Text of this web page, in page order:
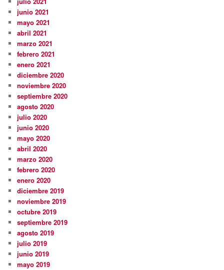
junio 2021
mayo 2021
abril 2021
marzo 2021
febrero 2021
enero 2021
diciembre 2020
noviembre 2020
septiembre 2020
agosto 2020
julio 2020
junio 2020
mayo 2020
abril 2020
marzo 2020
febrero 2020
enero 2020
diciembre 2019
noviembre 2019
octubre 2019
septiembre 2019
agosto 2019
julio 2019
junio 2019
mayo 2019